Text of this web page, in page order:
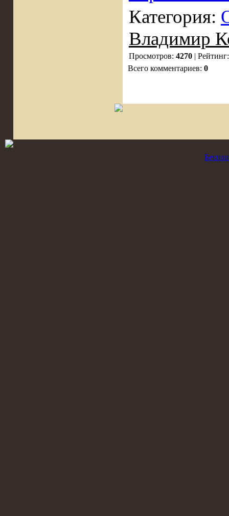
Категория:
Владимир
Просмотров: 4270|
Всего комментариев: 0